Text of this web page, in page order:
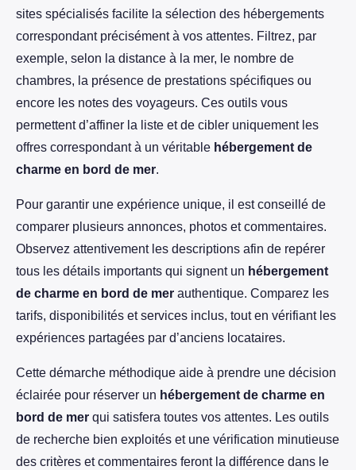
sites spécialisés facilite la sélection des hébergements
correspondant précisément à vos attentes. Filtrez, par
exemple, selon la distance à la mer, le nombre de
chambres, la présence de prestations spécifiques ou
encore les notes des voyageurs. Ces outils vous
permettent d’affiner la liste et de cibler uniquement les
offres correspondant à un véritable hébergement de
charme en bord de mer.
Pour garantir une expérience unique, il est conseillé de
comparer plusieurs annonces, photos et commentaires.
Observez attentivement les descriptions afin de repérer
tous les détails importants qui signent un hébergement
de charme en bord de mer authentique. Comparez les
tarifs, disponibilités et services inclus, tout en vérifiant les
expériences partagées par d’anciens locataires.
Cette démarche méthodique aide à prendre une décision
éclairée pour réserver un hébergement de charme en
bord de mer qui satisfera toutes vos attentes. Les outils
de recherche bien exploités et une vérification minutieuse
des critères et commentaires feront la différence dans le